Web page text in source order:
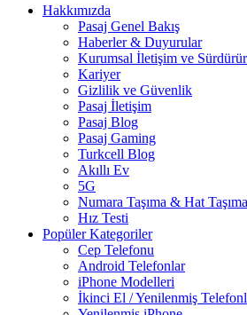
Hakkımızda
Pasaj Genel Bakış
Haberler & Duyurular
Kurumsal İletişim ve
Kariyer
Gizlilik ve Güvenlik
Pasaj İletişim
Pasaj Blog
Pasaj Gaming
Turkcell Blog
Akıllı Ev
5G
Numara Taşıma & Hat Taşıma
Hız Testi
Popüler Kategoriler
Cep Telefonu
Android Telefonlar
iPhone Modelleri
İkinci El / Yenilenmiş